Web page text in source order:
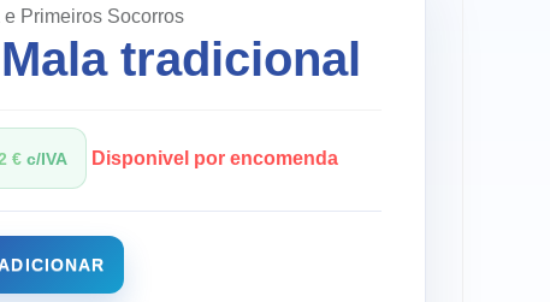
Primeiros Socorros
Mala tradicional
€c/IVA Disponivel por encomenda